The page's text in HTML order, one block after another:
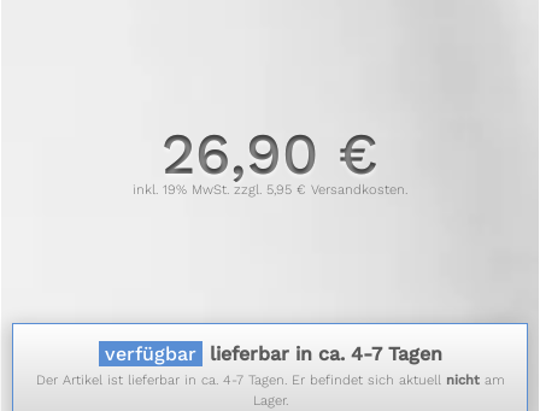
26,90 €
inkl. 19% MwSt. zzgl. 5,95 € Versandkosten.
verfügbar lieferbar in ca. 4-7 Tagen
Der Artikel ist lieferbar in ca. 4-7 Tagen. Er befindet sich aktuell nichtam
Lager.